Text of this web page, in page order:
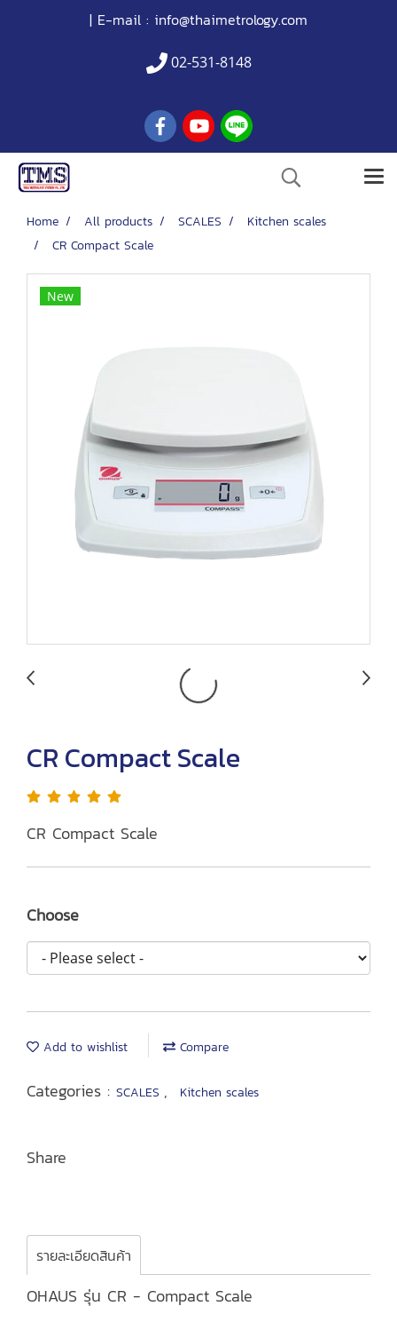
| E-mail : info@thaimetrology.com
02-531-8148
Home All products SCALES
Kitchen scales
CR Compact Scale
New
CR Compact Scale
CR Compact Scale
Choose
Add to wishlist Compare
Categories : SCALES , Kitchen scales
Share
รายละเอียดสินค้า
OHAUS รุ่น CR - Compact Scale